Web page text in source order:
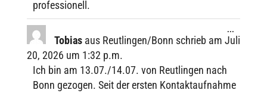
professionell.
Tobias aus Reutlingen/Bonn schrieb am Juli
20, 2026 um 1:32 p.m.
Ich bin am 13.07./14.07. von Reut­lin­gen nach
Bonn gezo­gen. Seit der ersten Kontakt­auf­nahme
...
Metabox
ein-/